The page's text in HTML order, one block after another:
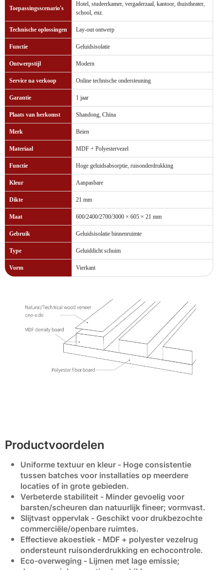
Toepassingsscenario's
Hotel, studeerkamer, vergaderzaal, kantoor, thuistheater,
school, enz.
Technische oplossingen Lay-out ontwerp
Functie Geluidsisolatie
Ontwerpstijl Modern
Service na verkoop Online technische ondersteuning
Garantie 1 jaar
Plaats van herkomst Shandong, China
Merk Beien
Materiaal MDF + Polyestervezel
Functie Hoge geluidsabsorptie, ruisonderdrukking
Kleur Aanpasbare
Dikte 21 mm
Maat 600/2400/2700/3000 × 605 × 21 mm
Gebruik Geluidsisolatie binnenruimte
Type Geluiddicht schuim
Vorm Vierkant
Productvoordelen
Uniforme textuur en kleur - Hoge consistentie
tussen batches voor installaties op meerdere
locaties of in grote gebieden.
Verbeterde stabiliteit - Minder gevoelig voor
barsten/scheuren dan natuurlijk fineer; vormvast.
Slijtvast oppervlak - Geschikt voor drukbezochte
commerciële/openbare ruimtes.
Effectieve akoestiek - MDF + polyester vezelrug
ondersteunt ruisonderdrukking en echocontrole.
Eco-overweging - Lijmen met lage emissie;